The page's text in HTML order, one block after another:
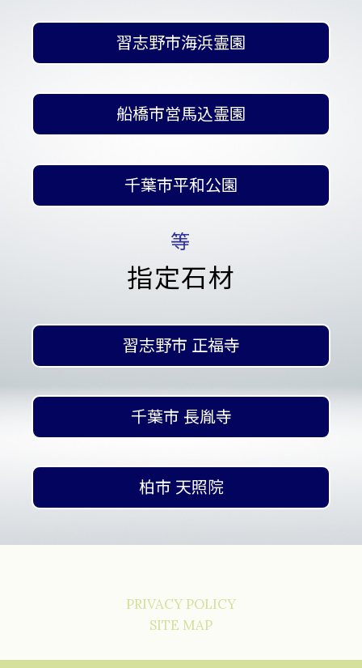
習志野市海浜霊園
船橋市営馬込霊園
千葉市平和公園
等
指定石材
習志野市 正福寺
千葉市 長胤寺
柏市 天照院
PRIVACY POLICY
SITE MAP